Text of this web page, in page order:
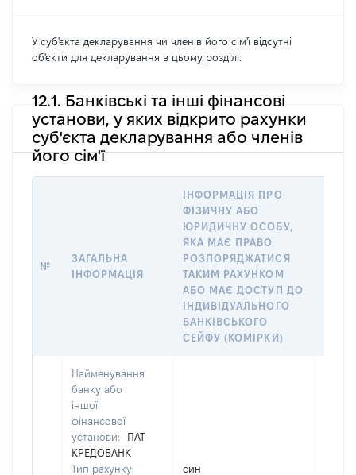
У суб'єкта декларування чи членів його сім'ї відсутні
об'єкти для декларування в цьому розділі.
12.1. Банківські та інші фінансові
установи, у яких відкрито рахунки
суб'єкта декларування або членів
його сім'ї
№
ЗАГАЛЬНА
ІНФОРМАЦІЯ
ІНФОРМАЦІЯ ПРО
ФІЗИЧНУ АБО
ЮРИДИЧНУ ОСОБУ,
ЯКА МАЄ ПРАВО
РОЗПОРЯДЖАТИСЯ
ТАКИМ РАХУНКОМ
АБО МАЄ ДОСТУП ДО
ІНДИВІДУАЛЬНОГО
БАНКІВСЬКОГО
СЕЙФУ (КОМІРКИ)
Найменування
банку або
іншої
фінансової
установи:
ПАТ
КРЕДОБАНК
Тип рахунку:
син